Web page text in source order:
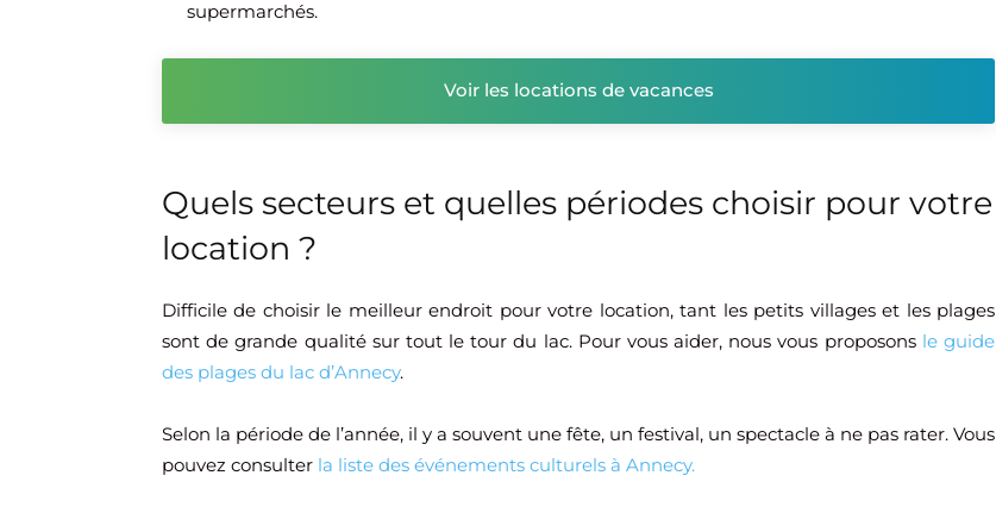
supermarchés.
Voir les locations de vacances
Quels secteurs et quelles périodes choisir pour votre
location ?
Difficile de choisir le meilleur endroit pour votre location, tant les petits villages et les plages
sont de grande qualité sur tout le tour du lac. Pour vous aider, nous vous proposons le guide
des plages du lac d’Annecy.
Selon la période de l’année, il y a souvent une fête, un festival, un spectacle à ne pas rater. Vous
pouvez consulter la liste des événements culturels à Annecy.